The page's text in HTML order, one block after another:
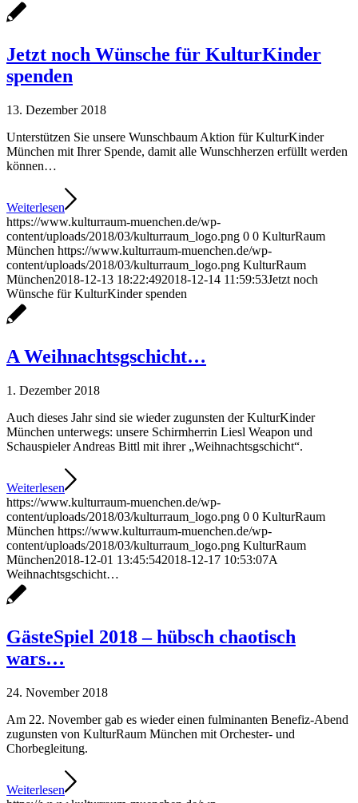
Jetzt noch Wünsche für KulturKinder
spenden
13. Dezember 2018
Unterstützen Sie unsere Wunschbaum Aktion für KulturKinder
München mit Ihrer Spende, damit alle Wunschherzen erfüllt werden
können…
Weiterlesen
https://www.kulturraum-muenchen.de/wp-
content/uploads/2018/03/kulturraum_logo.png 0 0 KulturRaum
München https://www.kulturraum-muenchen.de/wp-
content/uploads/2018/03/kulturraum_logo.png KulturRaum
München2018-12-13 18:22:492018-12-14 11:59:53Jetzt noch
Wünsche für KulturKinder spenden
A Weihnachtsgschicht…
1. Dezember 2018
Auch dieses Jahr sind sie wieder zugunsten der KulturKinder
München unterwegs: unsere Schirmherrin Liesl Weapon und
Schauspieler Andreas Bittl mit ihrer „Weihnachtsgschicht“.
Weiterlesen
https://www.kulturraum-muenchen.de/wp-
content/uploads/2018/03/kulturraum_logo.png 0 0 KulturRaum
München https://www.kulturraum-muenchen.de/wp-
content/uploads/2018/03/kulturraum_logo.png KulturRaum
München2018-12-01 13:45:542018-12-17 10:53:07A
Weihnachtsgschicht…
GästeSpiel 2018 – hübsch chaotisch
wars…
24. November 2018
Am 22. November gab es wieder einen fulminanten Benefiz-Abend
zugunsten von KulturRaum München mit Orchester- und
Chorbegleitung.
Weiterlesen